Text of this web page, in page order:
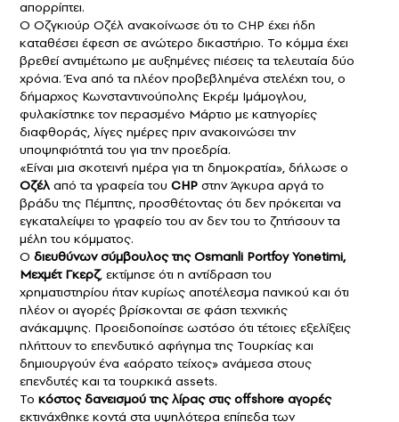
απορρίπτει.
Ο Οζγκιούρ Οζέλ ανακοίνωσε ότι το CHP έχει ήδη
καταθέσει έφεση σε ανώτερο δικαστήριο. Το κόμμα έχει
βρεθεί αντιμέτωπο με αυξημένες πιέσεις τα τελευταία δύο
χρόνια. Ένα από τα πλέον προβεβλημένα στελέχη του, ο
δήμαρχος Κωνσταντινούπολης Εκρέμ Ιμάμογλου,
φυλακίστηκε τον περασμένο Μάρτιο με κατηγορίες
διαφθοράς, λίγες ημέρες πριν ανακοινώσει την
υποψηφιότητά του για την προεδρία.
«Είναι μια σκοτεινή ημέρα για τη δημοκρατία», δήλωσε ο
Οζέλ από τα γραφεία του CHP στην Άγκυρα αργά το
βράδυ της Πέμπτης, προσθέτοντας ότι δεν πρόκειται να
εγκαταλείψει το γραφείο του αν δεν του το ζητήσουν τα
μέλη του κόμματος.
Ο διευθύνων σύμβουλος της Osmanli Portfoy Yonetimi,
Μεχμέτ Γκερζ, εκτίμησε ότι η αντίδραση του
χρηματιστηρίου ήταν κυρίως αποτέλεσμα πανικού και ότι
πλέον οι αγορές βρίσκονται σε φάση τεχνικής
ανάκαμψης. Προειδοποίησε ωστόσο ότι τέτοιες εξελίξεις
πλήττουν το επενδυτικό αφήγημα της Τουρκίας και
δημιουργούν ένα «αόρατο τείχος» ανάμεσα στους
επενδυτές και τα τουρκικά assets.
Το κόστος δανεισμού της λίρας στις offshore αγορές
εκτινάχθηκε κοντά στα υψηλότερα επίπεδα των